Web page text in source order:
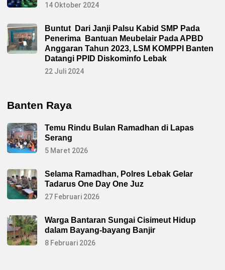
14 Oktober 2024
Buntut Dari Janji Palsu Kabid SMP Pada
Penerima Bantuan Meubelair Pada APBD
Anggaran Tahun 2023, LSM KOMPPI Banten
Datangi PPID Diskominfo Lebak
22 Juli 2024
Banten Raya
Temu Rindu Bulan Ramadhan di Lapas
Serang
5 Maret 2026
Selama Ramadhan, Polres Lebak Gelar
Tadarus One Day One Juz
27 Februari 2026
Warga Bantaran Sungai Cisimeut Hidup
dalam Bayang-bayang Banjir
8 Februari 2026